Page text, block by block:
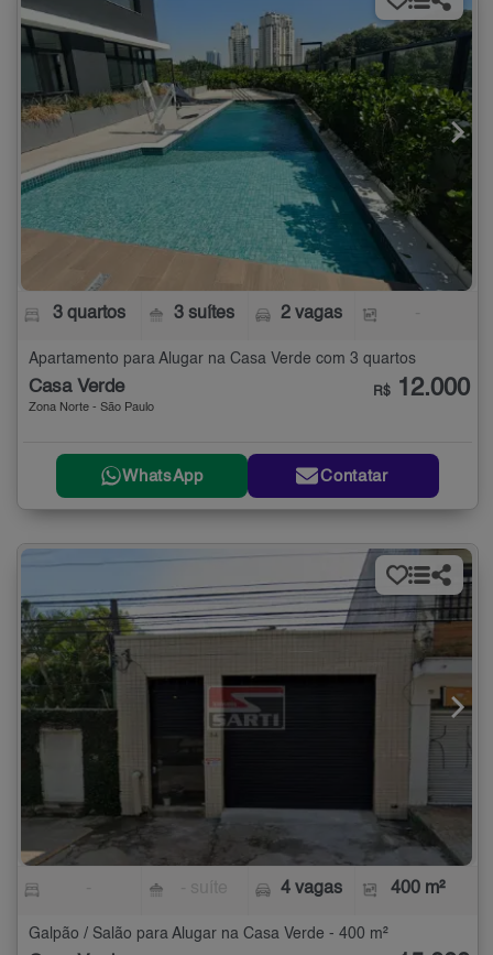
3 quartos 3 suítes 2 vagas
Apartamento para Alugar na Casa Verde com 3 quartos
Casa Verde
Zona Norte - São Paulo
R$ 12.000
WhatsApp Contatar
4 vagas 400 m²
Galpão / Salão para Alugar na Casa Verde - 400 m²